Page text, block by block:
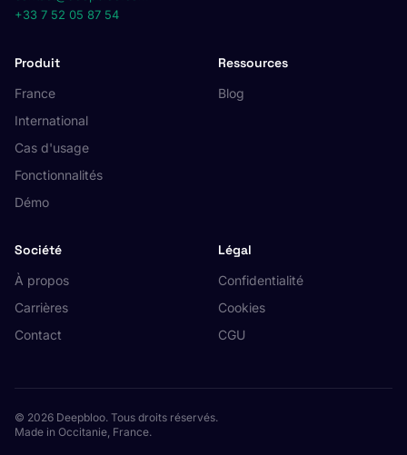
+33 7 52 05 87 54
Produit
France
International
Cas d'usage
Fonctionnalités
Démo
Ressources
Blog
Société
À propos
Carrières
Contact
Légal
Confidentialité
Cookies
CGU
© 2026 Deepbloo. Tous droits réservés.
Made in Occitanie, France.